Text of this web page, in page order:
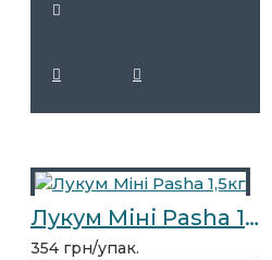
Лукум Міні Pasha 1,5кг
354 грн/упак.